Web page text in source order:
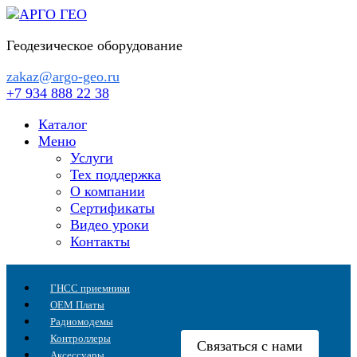
Перейти
содержанию
Геодезическое оборудование
zakaz@argo-geo.ru
+7 934 888 22 38
Каталог
Меню
Услуги
Тех поддержка
О компании
Сертификаты
Видео уроки
Контакты
ГНСС приемники
OEM Платы
Радиомодемы
Контроллеры
Связаться с нами